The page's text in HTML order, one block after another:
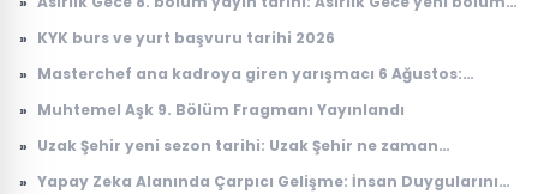
» KYK burs ve yurt başvuru tarihi 2026
» Masterchef ana kadroya giren yarışmacı 6 Ağustos:
» Muhtemel Aşk 9. Bölüm Fragmanı Yayınlandı
» Uzak Şehir yeni sezon tarihi: Uzak Şehir ne zaman
» Yapay Zeka Alanında Çarpıcı Gelişme: İnsan Duygularını